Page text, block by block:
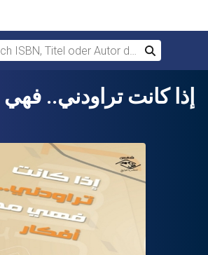
ISBN, Titel oder Autor durchsuchen
Suchen
إذا كانت تراودني..